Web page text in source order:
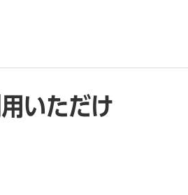
いただけ